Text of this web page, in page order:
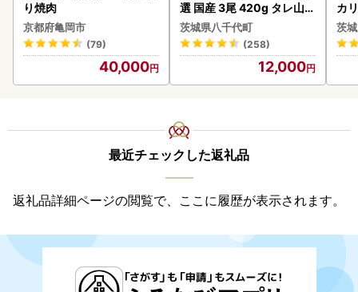
り焼肉
京都府亀岡市
(79)
40,000
選 国産 3尾 420g タレ山椒
付き うな重 ひつまぶし 訳
あり 茨城 ウナギ 鰻 個包装
人気 美味しい 小分け 八千
茨城県八千代町
(258)
12,000
カ
茨
最近チェックした返礼品
返礼品詳細ページの閲覧で、ここに履歴が表示されます。